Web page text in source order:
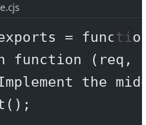
=
function ( req ,
the
();